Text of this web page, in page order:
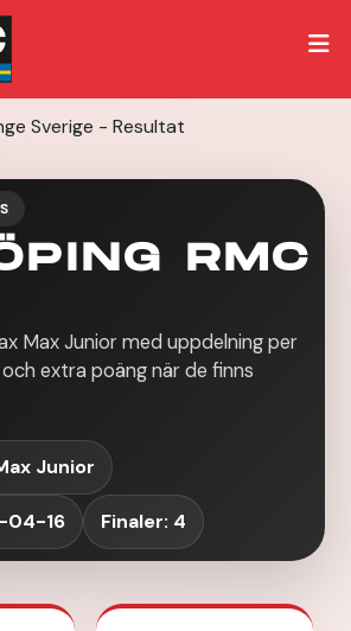
Sverige - Resultat
RMC
Max Junior med uppdelning per
extra poäng när de finns
Junior
04-16 Finaler: 4